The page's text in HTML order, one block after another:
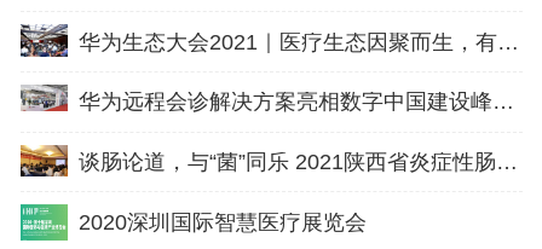
华为生态大会2021｜医疗生态因聚而生，有能有为
华为远程会诊解决方案亮相数字中国建设峰会2020
谈肠论道，与“菌”同乐 2021陕西省炎症性肠病学组专题会议召开
2020深圳国际智慧医疗展览会